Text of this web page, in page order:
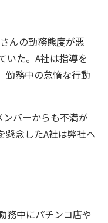
んの勤務態度が悪
いた。A社は指導を
勤務中の怠惰な行動
バーからも不満が
懸念したA社は弊社へ
務中にパチンコ店や